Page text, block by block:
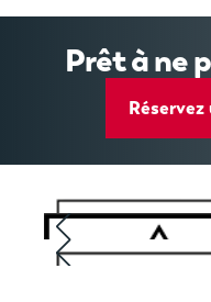
Prêt à ne